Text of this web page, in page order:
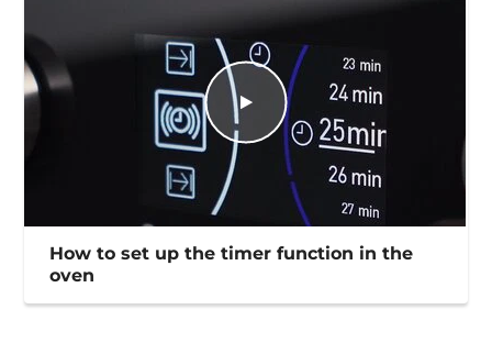
How to set up the timer function in the
oven